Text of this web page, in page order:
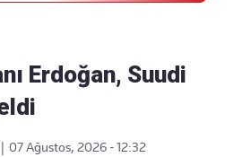
Erdoğan, Suudi
07 Ağustos, 2026 - 12:32